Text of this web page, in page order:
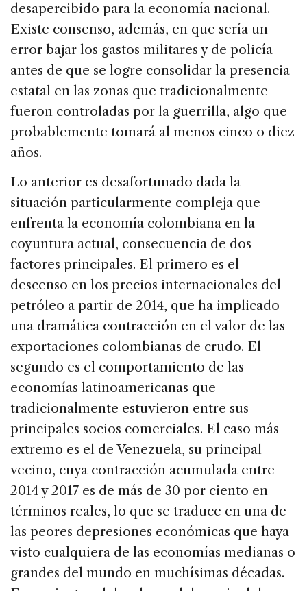
desapercibido para la economía nacional.
Existe consenso, además, en que sería un
error bajar los gastos militares y de policía
antes de que se logre consolidar la presencia
estatal en las zonas que tradicionalmente
fueron controladas por la guerrilla, algo que
probablemente tomará al menos cinco o diez
años.
Lo anterior es desafortunado dada la
situación particularmente compleja que
enfrenta la economía colombiana en la
coyuntura actual, consecuencia de dos
factores principales. El primero es el
descenso en los precios internacionales del
petróleo a partir de 2014, que ha implicado
una dramática contracción en el valor de las
exportaciones colombianas de crudo. El
segundo es el comportamiento de las
economías latinoamericanas que
tradicionalmente estuvieron entre sus
principales socios comerciales. El caso más
extremo es el de Venezuela, su principal
vecino, cuya contracción acumulada entre
2014 y 2017 es de más de 30 por ciento en
términos reales, lo que se traduce en una de
las peores depresiones económicas que haya
visto cualquiera de las economías medianas o
grandes del mundo en muchísimas décadas.